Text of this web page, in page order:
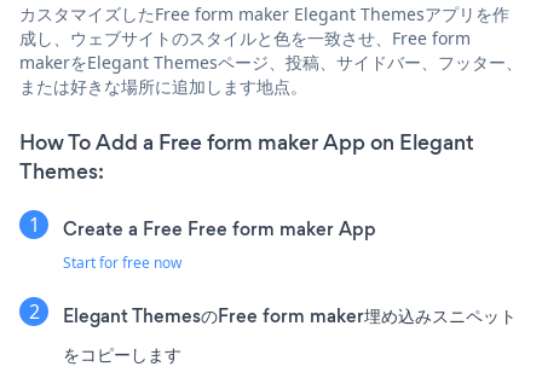
カスタマイズしたFree form maker Elegant Themesアプリを作
成し、ウェブサイトのスタイルと色を一致させ、Free form
makerをElegant Themesページ、投稿、サイドバー、フッター、
または好きな場所に追加します地点。
How To Add a Free form maker App on Elegant
Themes:
Create a Free Free form maker App
Start for free now
Elegant ThemesのFree form maker埋め込みスニペット
をコピーします